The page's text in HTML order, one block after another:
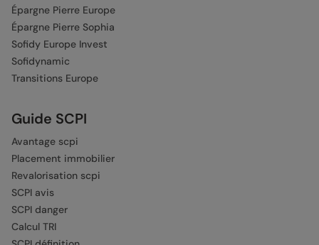
Épargne Pierre Europe
Épargne Pierre Sophia
Sofidy Europe Invest
Sofidynamic
Transitions Europe
Guide SCPI
Avantage scpi
Placement immobilier
Revalorisation scpi
SCPI avis
SCPI danger
Calcul TRI